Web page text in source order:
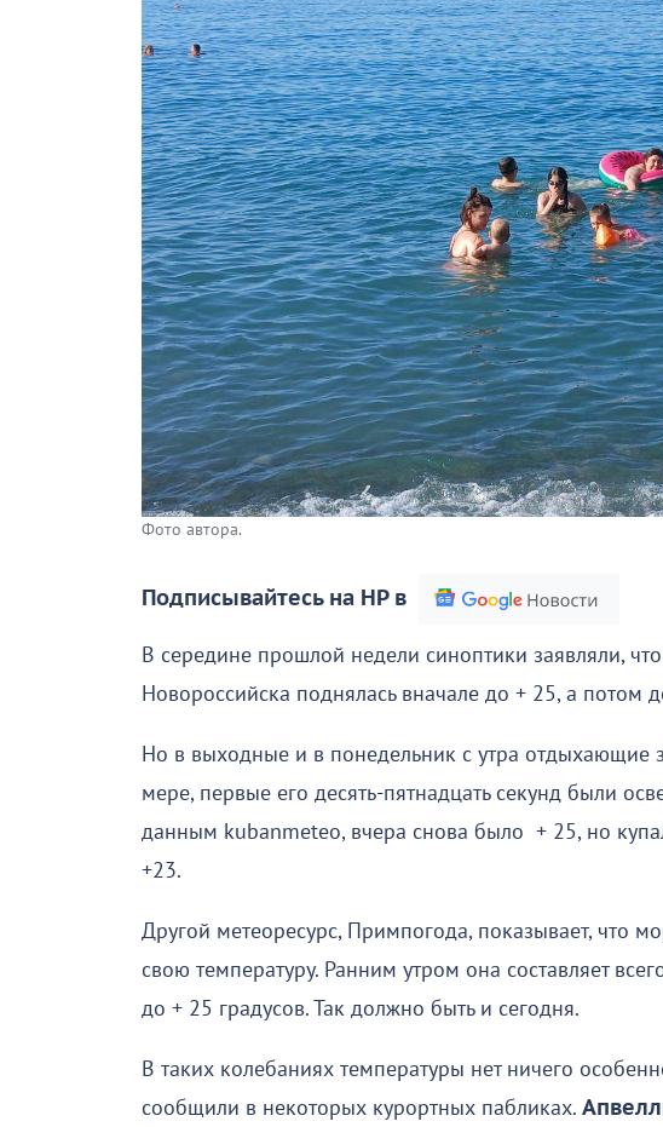
Фото автора.
Подписывайтесь на НР в
В середине прошлой недели синоптики заявляли,
Новороссийска поднялась вначале до + 25, а потом
Но в выходные и в понедельник с утра отдыхающие
мере, первые его десять-пятнадцать секунд были
данным kubanmeteo, вчера снова было + 25, но
+23.
Другой метеоресурс, Примпогода, показывает, что
свою температуру. Ранним утром она составляет
до + 25 градусов. Так должно быть и сегодня.
В таких колебаниях температуры нет ничего
сообщили в некоторых курортных пабликах.